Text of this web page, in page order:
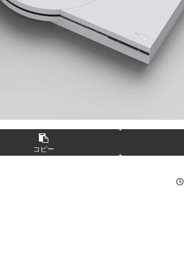
替え玉に！奇行にはちゃんと意味があった！
げ続ける存在になってしまう
も面白過ぎて今まで観てなかったを後悔する…
年8月発売商品【発売スケジュール】
にブッ刺さりまくりw w w w w w
は生産原価の半分以下に…肥料代や燃料代は高
ｗｗｗ
すればサボらず走るし流問題解決じゃね？」
？
督が抱負を語る
コピー